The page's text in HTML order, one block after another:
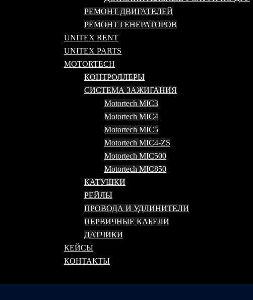
РЕМОНТ ДВИГАТЕЛЕЙ
РЕМОНТ ГЕНЕРАТОРОВ
UNITEX RENT
UNITEX PARTS
MOTORTECH
КОНТРОЛЛЕРЫ
СИСТЕМА ЗАЖИГАНИЯ
Motortech MIC3
Motortech MIC4
Motortech MIC5
Motortech MIC4-ZS
Motortech MIC500
Motortech MIC850
КАТУШКИ
РЕЙЛЫ
ПРОВОДА И УДЛИНИТЕЛИ
ПЕРВИЧНЫЕ КАБЕЛИ
ДАТЧИКИ
КЕЙСЫ
КОНТАКТЫ